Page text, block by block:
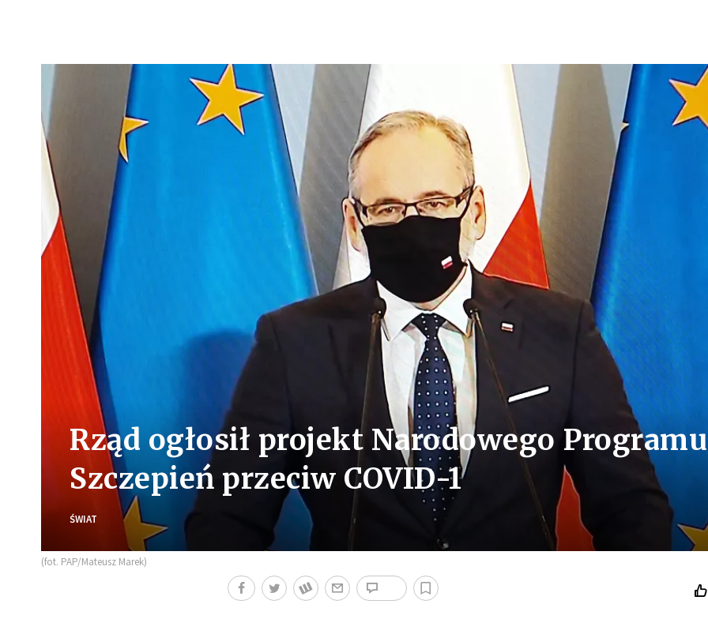
Rząd ogłosił projekt Narodowego Programu
Szczepień przeciw COVID-1
ŚWIAT
(fot. PAP/Mateusz Marek)